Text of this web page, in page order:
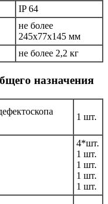
IP 64
не более
245х77х145 мм
не более 2,2 кг
назначения
1 шт.
4*шт.
1 шт.
1 шт.
1 шт.
1 шт.